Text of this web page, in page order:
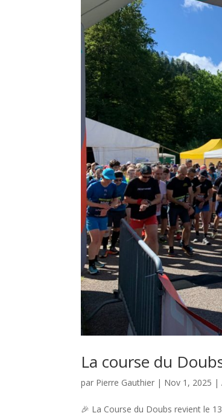
La course du
par Pierre Gauthier | Nov 1, 2025 |
🎉 La Course du Doubs revient le